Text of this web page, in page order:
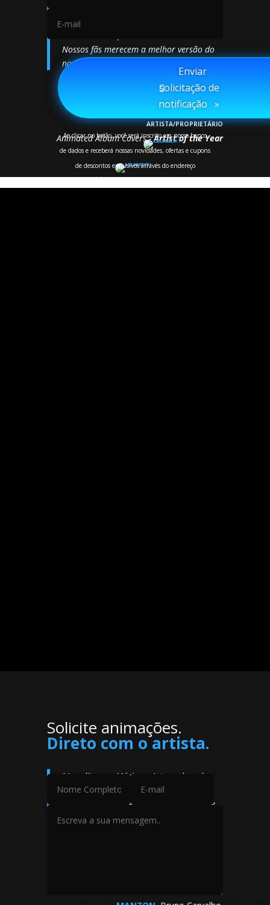
sons, mas deve ser, também, uma rica e
Nossos fãs merecem a melhor versão do
nosso trabalho.
, Bruno Carvalho.
ARTISTA/PROPRIETÁRIO
Animated Album Covers -Artist of the Year
⠀Enviar
solicitação de
notificação⠀»
Ao clicar no botão, você será inscrito em nosso banco
de dados e receberá nossas novidades, ofertas e cupons
de descontos exclusivos através do endereço
Solicite animações.
Direto com o artista.
" Acredito que Música e Arte andam de
mãos dadas. Uma música não deve ser
nem limitar-se apenas a um conjunto de
sons, mas deve ser, também, uma rica e